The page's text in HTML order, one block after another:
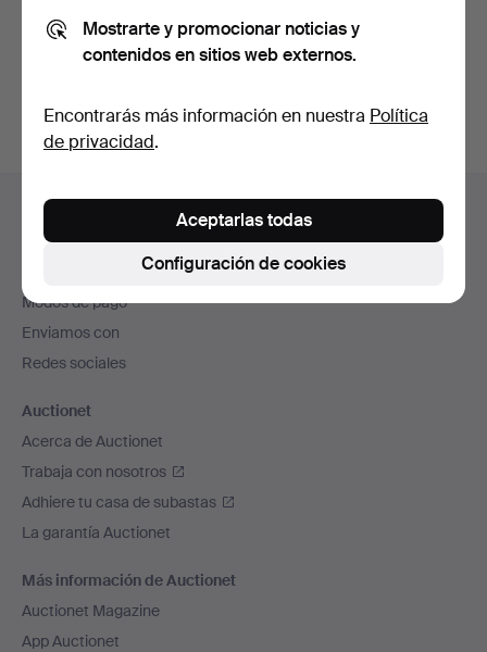
Crear cuenta
pie
de
página
Ayuda y contacto
Contacta con el servicio de atención al cliente
Todas las casas de subastas
Modos de pago
Enviamos con
Redes sociales
Auctionet
Acerca de Auctionet
Trabaja con nosotros
Adhiere tu casa de subastas
La garantía Auctionet
Más información de Auctionet
Auctionet Magazine
App Auctionet
Mostrarte y promocionar noticias y
contenidos en sitios web externos.
Encontrarás más información en nuestra Política
de privacidad.
Configuración de cookies
Aceptarlas todas